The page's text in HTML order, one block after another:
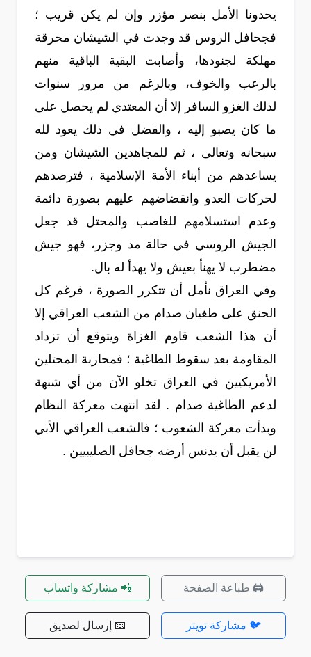
يحدونا الأمل بنصر مؤزر وإن لم يكن قريب ؛
فجحافل الروس قد وجدت في الشيشان محرقة
مهلكة لجنودها، وأصابت البقية الباقية منهم
بالرعب والخوف، وبالرغم من مرور سنوات
لذلك الغزو السافر إلا أن المعتدي لم يحصل على
ما كان يصبو إليه ، والفضل في ذلك يعود لله
سبحانه وتعالى ، ثم للمجاهدين الشيشان ومن
يساعدهم من أبناء الأمة الإسلامية ، فترصدهم
لحركات العدو وانقضاضهم عليهم بصورة دائمة
وعدم استسلامهم للغاصب والمحتل قد جعل
الجيش الروسي في حالة مد وجزر، فهو جيش
مضطرب لا يهنأ بعيش ولا يهدأ له بال.
وفي العراق نأمل أن تتكرر الصورة ، فرغم كل
الحنق على طغيان صدام من الشعب العراقي إلا
أن هذا الشعب قاوم الغزاة ويتوقع أن تزداد
المقاومة بعد سقوط الطاغية ؛ فمحاربة المحتلين
الأمريكيين في العراق تخلو الآن من أي شبهة
لدعم الطاغية صدام . لقد انتهت معركة النظام
وبدأت معركة الشعوب ؛ فالشعب العراقي الأبي
لن يقبل أن يدنس أرضه جحافل الصليبيين .
🖨️ طباعة الصفحة 📲 مشاركة واتساب
🐦 مشاركة تويتر 📧 إرسال لصديق